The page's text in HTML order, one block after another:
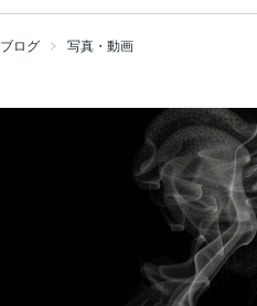
ブログ 写真・動画